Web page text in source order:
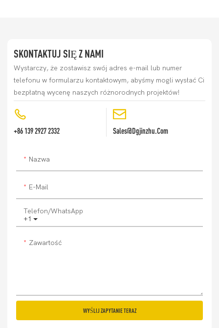
SKONTAKTUJ SIĘ Z NAMI
Wystarczy, że zostawisz swój adres e-mail lub numer
telefonu w formularzu kontaktowym, abyśmy mogli wysłać Ci
bezpłatną wycenę naszych różnorodnych projektów!
+86 139 2927 2332 Sales@dgjinzhu.com
Nazwa
E-Mail
+1
Telefon/WhatsApp
Zawartość
WYŚLIJ ZAPYTANIE TERAZ